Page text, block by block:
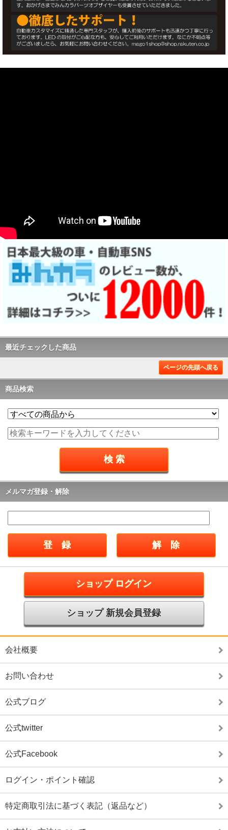
最近チェックした商品
ページの先頭へ戻る
商品検索
メルマガ登録・解除
ショップ ログイン
ショップ 新規会員登録
会社概要
お問い合わせ
公式ブログ
公式twitter
公式Facebook
ログイン・ポイント確認
特定商取引法に基づく表記（返品など）